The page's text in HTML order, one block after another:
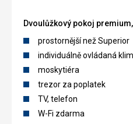
Dvoulůžkový pokoj
prostornější než Superior
individuálně ovládaná
moskytiéra
trezor za poplatek
TV, telefon
W-Fi zdarma